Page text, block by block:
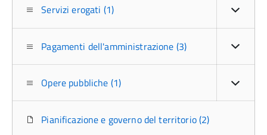
Servizi erogati (1)
Pagamenti dell'amministrazione (3)
Opere pubbliche (1)
Pianificazione e governo del territorio (2)